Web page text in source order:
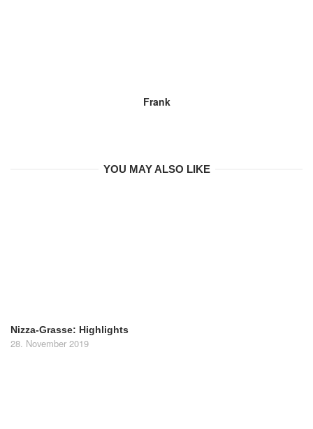
Frank
YOU MAY ALSO LIKE
Nizza-Grasse: Highlights
28. November 2019